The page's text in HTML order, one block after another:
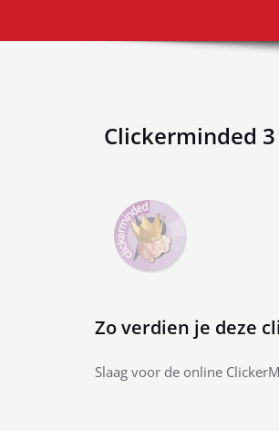
Clickerminded 3
Zo verdien je deze
Slaag voor de online